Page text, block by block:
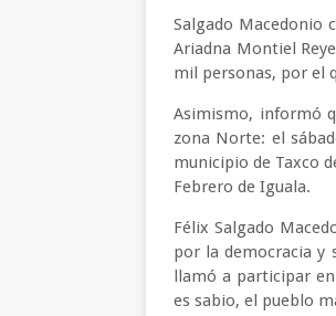
Salgado Macedonio
Ariadna Montiel
mil personas, por el
Asimismo, informó
zona Norte: el
municipio de Taxco
Febrero de Iguala.
Félix Salgado
por la democracia y
llamó a participar
es sabio, el pueblo